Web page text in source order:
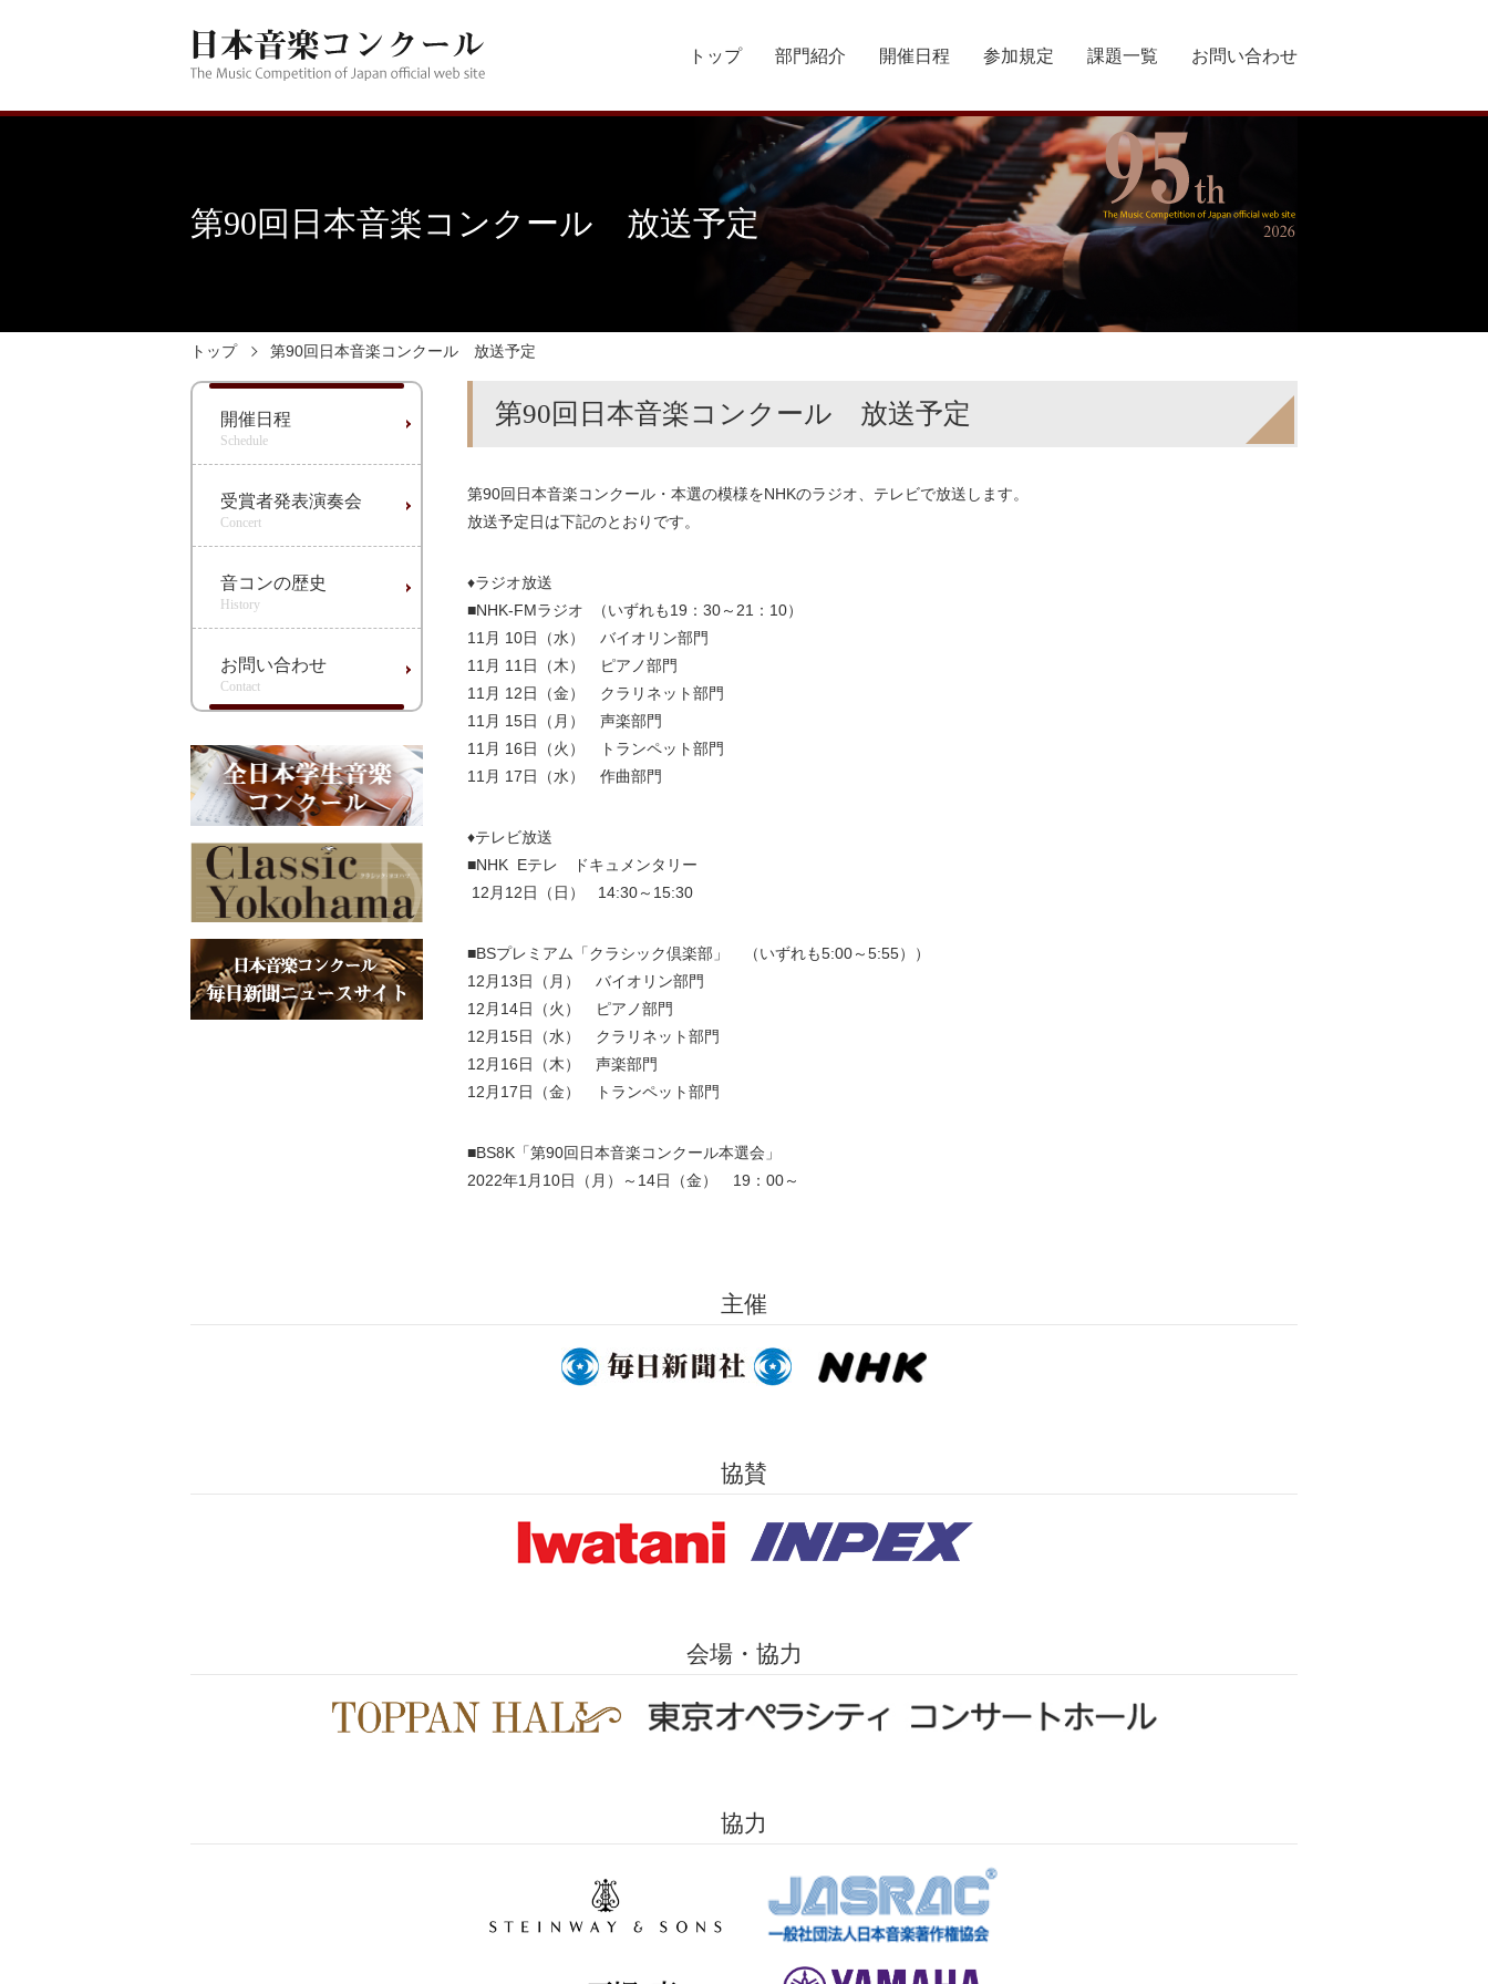
トップ 部門紹介 開催日程 参加規定 課題一覧 お問い合わせ
第90回日本音楽コンクール 放送予定
トップ 第90回日本音楽コンクール 放送予定
第90回日本音楽コンクール 放送予定
第90回日本音楽コンクール・本選の模様をNHKのラジオ、テレビで放送します。
放送予定日は下記のとおりです。
♦ラジオ放送
■NHK-FMラジオ （いずれも19：30～21：10）
11月 10日（水） バイオリン部門
11月 11日（木） ピアノ部門
11月 12日（金） クラリネット部門
11月 15日（月） 声楽部門
11月 16日（火） トランペット部門
11月 17日（水） 作曲部門
♦テレビ放送
■NHK Eテレ ドキュメンタリー
12月12日（日） 14:30～15:30
■BSプレミアム「クラシック倶楽部」 （いずれも5:00～5:55））
12月13日（月） バイオリン部門
12月14日（火） ピアノ部門
12月15日（水） クラリネット部門
12月16日（木） 声楽部門
12月17日（金） トランペット部門
■BS8K「第90回日本音楽コンクール本選会」
2022年1月10日（月）～14日（金） 19：00～
開催日程
Schedule
受賞者発表演奏会
Concert
音コンの歴史
History
お問い合わせ
Contact
主催
協賛
会場・協力
協力